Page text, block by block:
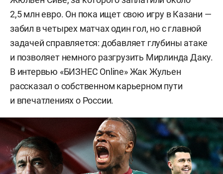
2,5 млн евро. Он пока ищет свою игру в Казани —
забил в четырех матчах один гол, но с главной
задачей справляется: добавляет глубины атаке
и позволяет немного разгрузить Мирлинда Даку.
В интервью «БИЗНЕС Online» Жак Жульен
рассказал о собственном карьерном пути
и впечатлениях о России.